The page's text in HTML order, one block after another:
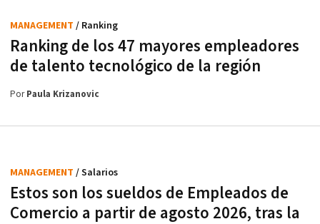
Ranking de los 47 mayores empleadores
de talento tecnológico de la región
MANAGEMENT / Ranking
PorPaula Krizanovic
Estos son los sueldos de Empleados de
Comercio a partir de agosto 2026, tras la
MANAGEMENT / Salarios